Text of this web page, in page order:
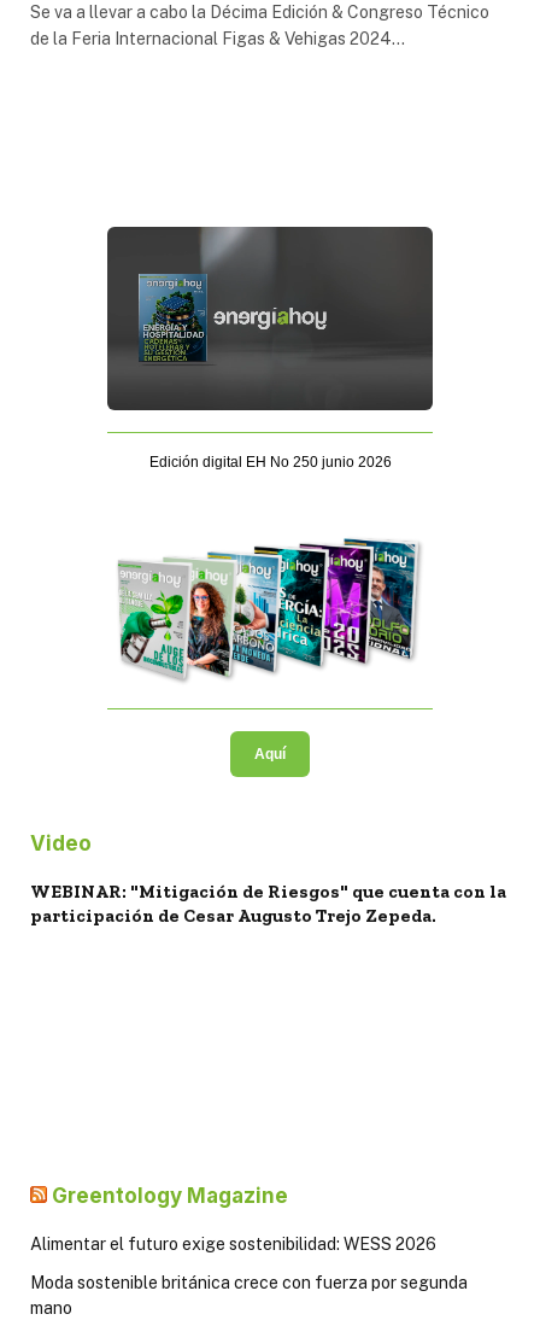
Se va a llevar a cabo la Décima Edición & Congreso Técnico
de la Feria Internacional Figas & Vehigas 2024…
Edición digital EH No 250 junio 2026
Aquí
Video
WEBINAR: "Mitigación de Riesgos" que cuenta con la
participación de Cesar Augusto Trejo Zepeda.
Greentology Magazine
Alimentar el futuro exige sostenibilidad: WESS 2026
Moda sostenible británica crece con fuerza por segunda
mano